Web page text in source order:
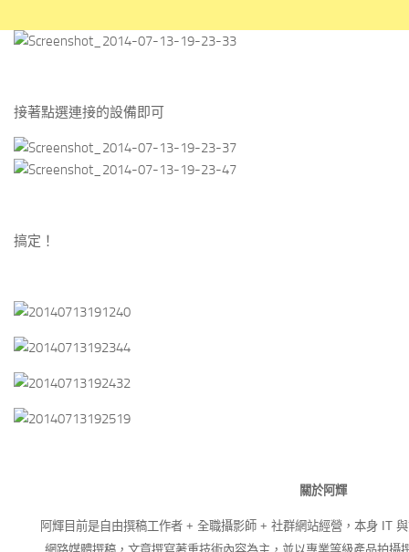
接著點選連接的設備即可
搞定！
關於阿輝
阿輝目前是自由撰稿工作者 + 全職攝影師 + 社群網站經營，本身 IT